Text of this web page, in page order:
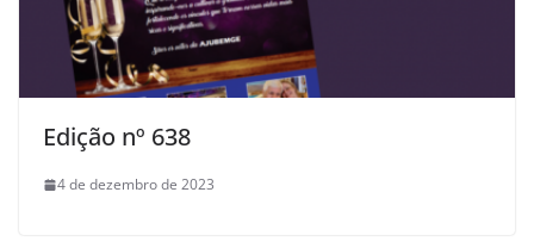
Edição nº 638
4 de dezembro de 2023